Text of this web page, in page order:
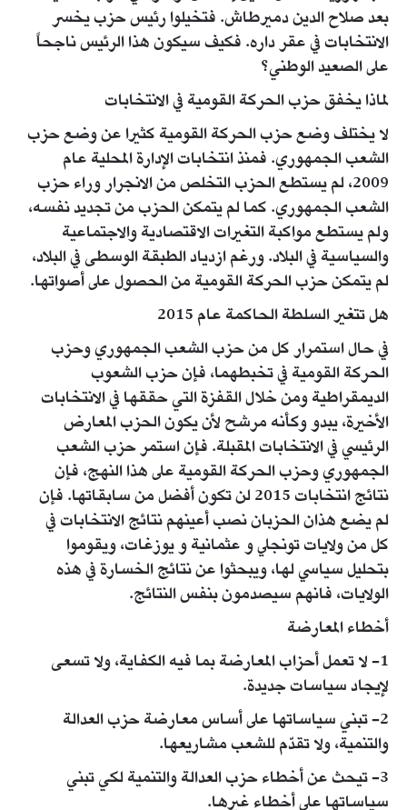
بعد صلاح الدين دميرطاش. فتخيلوا رئيس حزب يخسر
الانتخابات في عقر داره. فكيف سيكون هذا الرئيس ناجحاً
على الصعيد الوطني؟
لماذا يخفق حزب الحركة القومية في الانتخابات
لا يختلف وضع حزب الحركة القومية كثيرا عن وضع حزب
الشعب الجمهوري. فمنذ انتخابات الإدارة المحلية عام
2009، لم يستطع الحزب التخلص من الانجرار وراء حزب
الشعب الجمهوري. كما لم يتمكن الحزب من تجديد نفسه،
ولم يستطع مواكبة التغيرات الاقتصادية والاجتماعية
والسياسية في البلاد. ورغم ازدياد الطبقة الوسطى في البلاد،
لم يتمكن حزب الحركة القومية من الحصول على أصواتها.
هل تتغير السلطة الحاكمة عام 2015
في حال استمرار كل من حزب الشعب الجمهوري وحزب
الحركة القومية في تخبطهما، فإن حزب الشعوب
الديمقراطية ومن خلال القفزة التي حققها في الانتخابات
الأخيرة، يبدو وكأنه مرشح لأن يكون الحزب المعارض
الرئيسي في الانتخابات المقبلة. فإن استمر حزب الشعب
الجمهوري وحزب الحركة القومية على هذا النهج، فإن
نتائج انتخابات 2015 لن تكون أفضل من سابقاتها. فإن
لم يضع هذان الحزبان نصب أعينهم نتائج الانتخابات في
كل من ولايات تونجلي و عثمانية و يوزغات، ويقوموا
بتحليل سياسي لها، ويبحثوا عن نتائج الخسارة في هذه
الولايات، فانهم سيصدمون بنفس النتائج.
أخطاء المعارضة
1- لا تعمل أحزاب المعارضة بما فيه الكفاية، ولا تسعى
لإيجاد سياسات جديدة.
2- تبني سياساتها على أساس معارضة حزب العدالة
والتنمية، ولا تقدّم للشعب مشاريعها.
3- تيحث عن أخطاء حزب العدالة والتنمية لكي تبني
سياساتها على أخطاء غيرها.